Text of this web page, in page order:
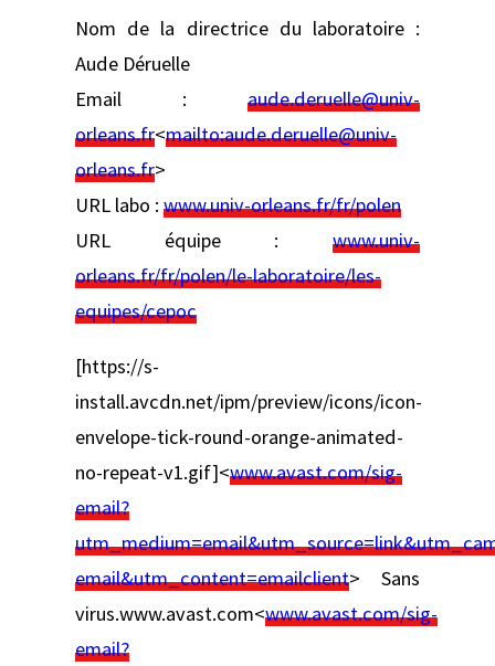
Nom de la directrice du laboratoire :
Aude Déruelle
Email : aude.deruelle@univ-
orleans.fr<mailto:aude.deruelle@univ-
orleans.fr>
URL labo : www.univ-orleans.fr/fr/polen
URL équipe : www.univ-
orleans.fr/fr/polen/le-laboratoire/les-
equipes/cepoc
[https://s-
install.avcdn.net/ipm/preview/icons/icon-
envelope-tick-round-orange-animated-
no-repeat-v1.gif]<www.avast.com/sig-
email?
email&utm_content=emailclient> Sans
virus.www.avast.com<www.avast.com/sig-
email?